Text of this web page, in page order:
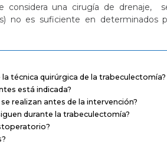
considera una cirugía de drenaje,
no es suficiente en
la técnica quirúrgica de la trabeculectomía?
está indicada?
realizan antes de la intervención?
durante la trabeculectomía?